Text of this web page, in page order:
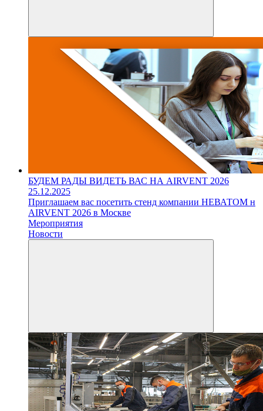
БУДЕМ РАДЫ ВИДЕТЬ ВАС НА AIRVENT 2026
25.12.2025
Приглашаем вас посетить стенд компании НЕВАТОМ н
AIRVENT 2026 в Москве
Мероприятия
Новости